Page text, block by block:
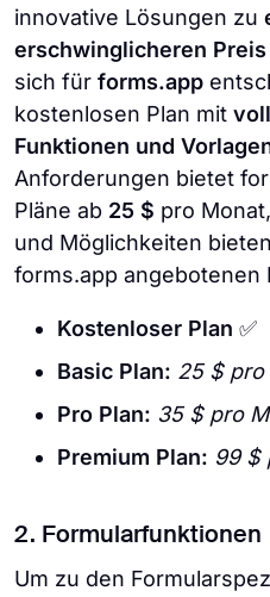
innovative Lösungen zu
erschwinglicheren Preis
sich für forms.app
kostenlosen Plan mit
Funktionen und
Anforderungen bietet
Pläne ab 25 $ pro
und Möglichkeiten
forms.app angebotenen
Kostenloser Plan ✅
Basic Plan: 25 $ pro
Pro Plan: 35 $ pro
Premium Plan: 99 $
2. Formularfunktionen
Um zu den